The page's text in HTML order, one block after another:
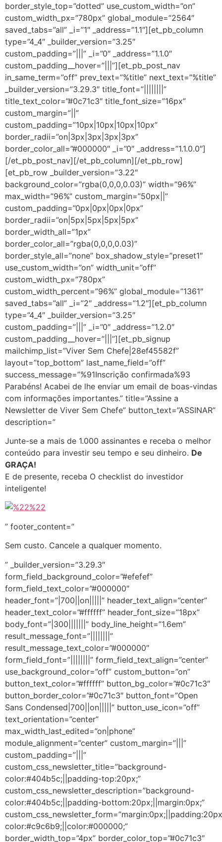
border_style_top=”dotted” use_custom_width=”on”
custom_width_px=”780px” global_module=”2564″
saved_tabs=”all” _i=”1″ _address=”1.1″][et_pb_column
type=”4_4″ _builder_version=”3.25″
custom_padding=”|||” _i=”0″ _address=”1.1.0″
custom_padding__hover=”|||”][et_pb_post_nav
in_same_term=”off” prev_text=”%title” next_text=”%title”
_builder_version=”3.29.3″ title_font=”||||||||”
title_text_color=”#0c71c3″ title_font_size=”16px”
custom_margin=”||”
custom_padding=”10px|10px|10px|10px”
border_radii=”on|3px|3px|3px|3px”
border_color_all=”#000000″ _i=”0″ _address=”1.1.0.0″]
[/et_pb_post_nav][/et_pb_column][/et_pb_row]
[et_pb_row _builder_version=”3.22″
background_color=”rgba(0,0,0,0.03)” width=”96%”
max_width=”96%” custom_margin=”50px||”
custom_padding=”0px|0px|0px|0px”
border_radii=”on|5px|5px|5px|5px”
border_width_all=”1px”
border_color_all=”rgba(0,0,0,0.03)”
border_style_all=”none” box_shadow_style=”preset1″
use_custom_width=”on” width_unit=”off”
custom_width_px=”780px”
custom_width_percent=”96%” global_module=”1361″
saved_tabs=”all” _i=”2″ _address=”1.2″][et_pb_column
type=”4_4″ _builder_version=”3.25″
custom_padding=”|||” _i=”0″ _address=”1.2.0″
custom_padding__hover=”|||”][et_pb_signup
mailchimp_list=”Viver Sem Chefe|28ef45582f”
layout=”top_bottom” last_name_field=”off”
success_message=”%91Inscrição confirmada%93
Parabéns! Acabei de lhe enviar um email de boas-vindas
com informações importantes.” title=”Assine a
Newsletter de Viver Sem Chefe” button_text=”ASSINAR”
description=”
Junte-se a mais de 1.000 assinantes e receba o melhor
conteúdo para investir seu tempo e seu dinheiro. De
GRAÇA!
E de presente, receba O checklist do investidor
inteligente!
” footer_content=”
Sem custo. Cancele a qualquer momento.
” _builder_version=”3.29.3″
form_field_background_color=”#efefef”
form_field_text_color=”#000000″
header_font=”|700||on|||||” header_text_align=”center”
header_text_color=”#ffffff” header_font_size=”18px”
body_font=”|300|||||||” body_line_height=”1.6em”
result_message_font=”||||||||”
result_message_text_color=”#000000″
form_field_font=”||||||||” form_field_text_align=”center”
use_background_color=”off” custom_button=”on”
button_text_color=”#ffffff” button_bg_color=”#0c71c3″
button_border_color=”#0c71c3″ button_font=”Open
Sans Condensed|700||on|||||” button_use_icon=”off”
text_orientation=”center”
max_width_last_edited=”on|phone”
module_alignment=”center” custom_margin=”|||”
custom_padding=”|||”
custom_css_newsletter_title=”background-
color:#404b5c;||padding-top:20px;”
custom_css_newsletter_description=”background-
color:#404b5c;||padding-bottom:20px;||margin:0px;”
color:#c9c6b9;||color:#000000;”
border_width_top=”4px” border_color_top=”#0c71c3″